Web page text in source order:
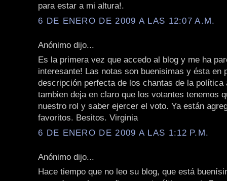
para estar a mi altura!.
6 DE ENERO DE 2009 A LAS 12:07 A.M.
Anónimo dijo...
Es la primera vez que accedo al blog y me ha
interesante! Las notas son buenisimas y ésta en
descripción perfecta de los chantas de la política
tambien deja en claro que los votantes tenemos
nuestro rol y saber ejercer el voto. Ya están
favoritos. Besitos. Virginia
6 DE ENERO DE 2009 A LAS 1:12 P.M.
Anónimo dijo...
Hace tiempo que no leo su blog, que está